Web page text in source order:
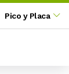
Pico y Placa